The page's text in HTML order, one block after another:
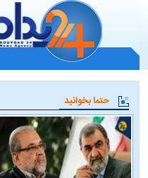
حتما بخوانید